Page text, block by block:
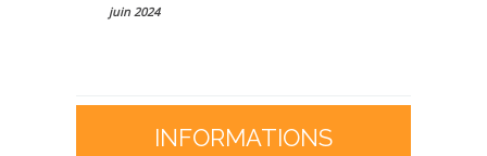
juin 2024
INFORMATIONS